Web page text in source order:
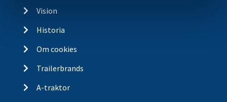
Vision
Historia
Om cookies
Trailerbrands
A-traktor